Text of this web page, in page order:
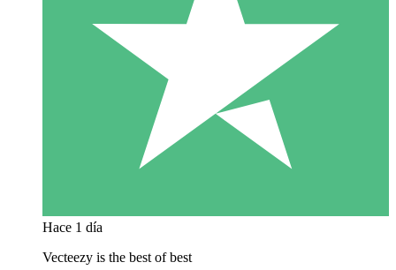
Hace 1 día
Vecteezy is the best of best